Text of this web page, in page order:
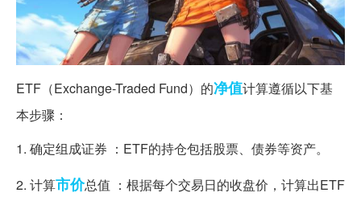
ETF（Exchange-Traded Fund）的净值计算遵循以下基
本步骤：
1. 确定组成证券 ：ETF的持仓包括股票、债券等资产。
2. 计算市价总值 ：根据每个交易日的收盘价，计算出ETF